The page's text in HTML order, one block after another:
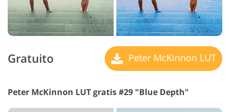
Gratuito Peter McKinnon LUT
Peter McKinnon LUT gratis #29 "Blue Depth"